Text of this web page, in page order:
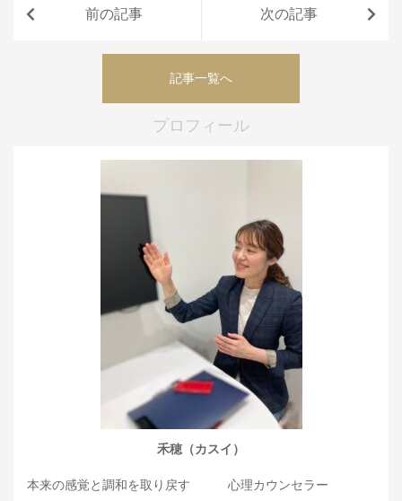
前の記事 次の記事
記事一覧へ
プロフィール
禾穂（カスイ）
本来の感覚と調和を取り戻す 心理カウンセラー